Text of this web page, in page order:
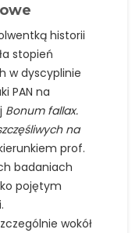
historii
stopień
w dyscyplinie
PAN na
Bonum fallax.
na
prof.
badaniach
pojętym
wokół